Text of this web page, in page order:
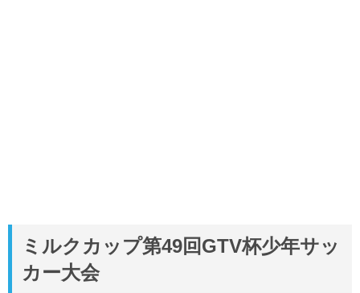
ミルクカップ第49回GTV杯少年サッ
カー大会